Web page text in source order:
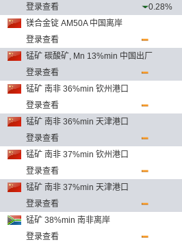
登录查看
0.28%
镁合金锭 AM50A 中国离岸
登录查看
锰矿 碳酸矿, Mn 13%min 中国出厂
登录查看
锰矿 南非 36%min 钦州港口
登录查看
锰矿 南非 36%min 天津港口
登录查看
锰矿 南非 37%min 钦州港口
登录查看
锰矿 南非 37%min 天津港口
登录查看
锰矿 38%min 南非离岸
登录查看